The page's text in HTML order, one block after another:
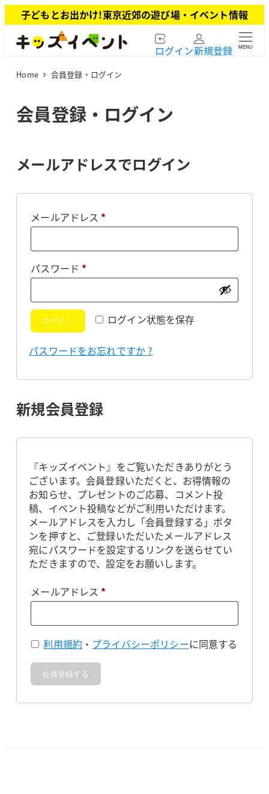
イ
子どもとお出かけ!東京近郊の遊び場・イベント情報
ログイン新規登録 MENU
Home 会員登録・ログイン
会員登録・ログイン
メールアドレスでログイン
メールアドレス *必
パスワード *必
ログイン状態を保存
ログイン
パスワードをお忘れですか ?
新規会員登録
『キッズイベント』をご覧いただきありがとう
ございます。会員登録いただくと、お得情報の
お知らせ、プレゼントのご応募、コメント投
稿、イベント投稿などがご利用いただけます。
メールアドレスを入力し「会員登録する」ボタ
ンを押すと、ご登録いただいたメールアドレス
宛にパスワードを設定するリンクを送らせてい
ただきますので、設定をお願いします。
メールアドレス *必
利用規約 ・ プライバシーポリシーに同意する
会員登録する